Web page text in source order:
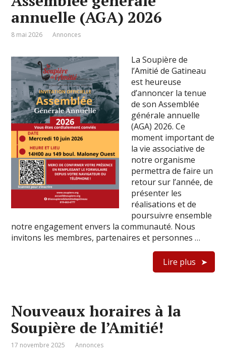
annuelle (AGA) 2026
8 mai 2026 Annonces
La Soupière de
l’Amitié de Gatineau
est heureuse
d’annoncer la tenue
de son Assemblée
générale annuelle
(AGA) 2026. Ce
moment important de
la vie associative de
notre organisme
permettra de faire un
retour sur l’année, de
présenter les
réalisations et de
poursuivre ensemble
notre engagement envers la communauté. Nous
invitons les membres, partenaires et personnes …
Lire plus
Nouveaux horaires à la
Soupière de l’Amitié!
17 novembre 2025 Annonces